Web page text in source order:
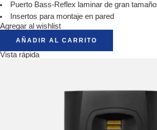
Puerto Bass-Reflex laminar de gran tamaño
Insertos para montaje en pared
Agregar al wishlist
AÑADIR AL CARRITO
Vista rápida